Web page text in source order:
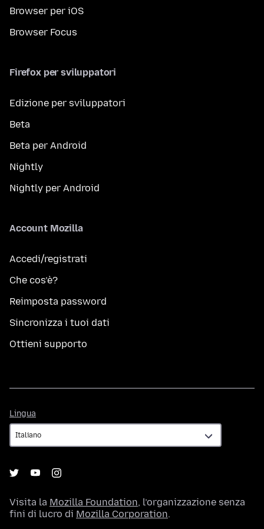
Browser per iOS
Browser Focus
Firefox per sviluppatori
Edizione per sviluppatori
Beta
Beta per Android
Nightly
Nightly per Android
Account Mozilla
Accedi/registrati
Che cos’è?
Reimposta password
Sincronizza i tuoi dati
Ottieni supporto
Lingua
Visita la Mozilla Foundation, l’organizzazione senza
fini di lucro di Mozilla Corporation.